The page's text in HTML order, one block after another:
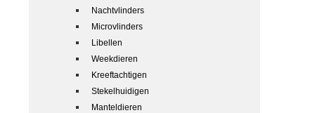
Nachtvlinders
Microvlinders
Libellen
Weekdieren
Kreeftachtigen
Stekelhuidigen
Manteldieren